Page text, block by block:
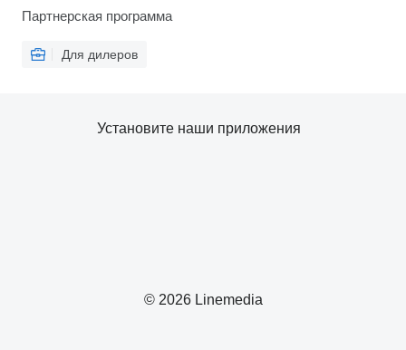
Партнерская программа
Для дилеров
© 2026 Linemedia
Установите наши приложения